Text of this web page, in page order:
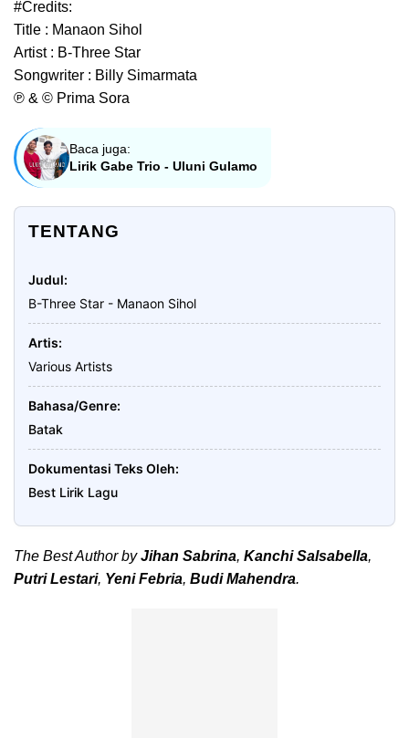
#Credits:
Title : Manaon Sihol
Artist : B-Three Star
Songwriter : Billy Simarmata
℗ & © Prima Sora
Baca juga:
Lirik Gabe Trio - Uluni Gulamo
TENTANG
Judul
B-Three Star - Manaon Sihol
Artis
Various Artists
Bahasa/Genre
Batak
Dokumentasi Teks Oleh
Best Lirik Lagu
The Best Author byJihan Sabrina, Kanchi Salsabella,
Putri Lestari, Yeni Febria, Budi Mahendra.